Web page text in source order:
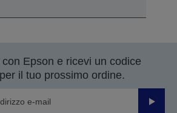
Epson e ricevi un codice
per il tuo prossimo ordine.
Invia